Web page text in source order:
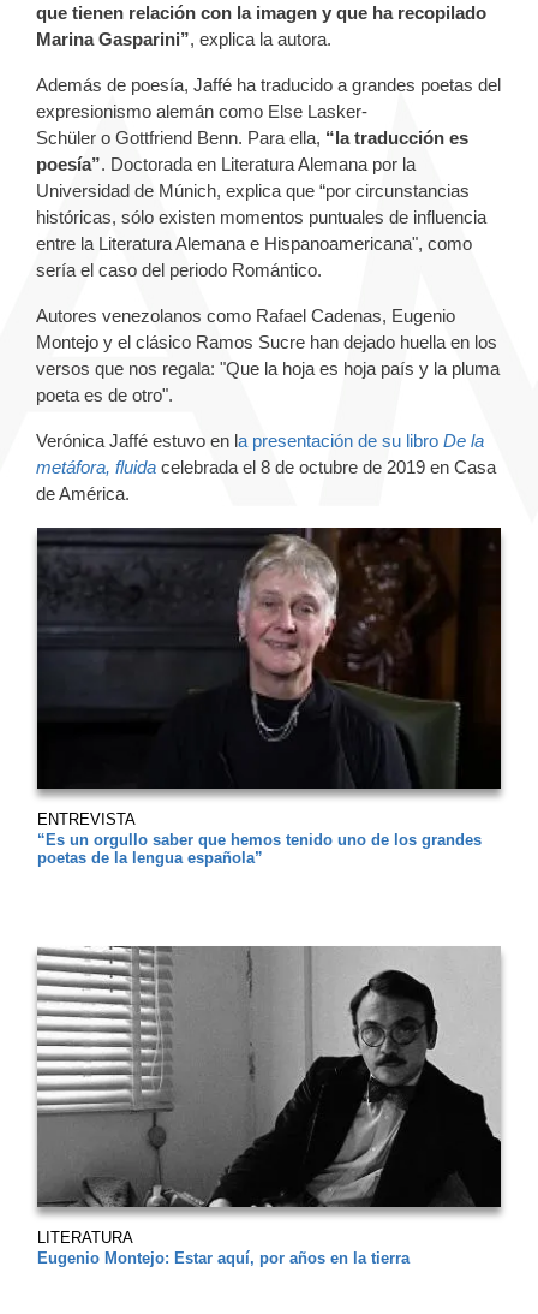
que tienen relación con la imagen y que ha recopilado
Marina Gasparini”, explica la autora.
Además de poesía, Jaffé ha traducido a grandes poetas del
expresionismo alemán como Else Lasker-
Schüler o Gottfriend Benn. Para ella, “la traducción es
poesía”. Doctorada en Literatura Alemana por la
Universidad de Múnich, explica que “por circunstancias
históricas, sólo existen momentos puntuales de influencia
entre la Literatura Alemana e Hispanoamericana", como
sería el caso del periodo Romántico.
Autores venezolanos como Rafael Cadenas, Eugenio
Montejo y el clásico Ramos Sucre han dejado huella en los
versos que nos regala: "Que la hoja es hoja país y la pluma
poeta es de otro".
Verónica Jaffé estuvo en la presentación de su libro De la
metáfora, fluida celebrada el 8 de octubre de 2019 en Casa
de América.
ENTREVISTA
“Es un orgullo saber que hemos tenido uno de los grandes
poetas de la lengua española”
LITERATURA
Eugenio Montejo: Estar aquí, por años en la tierra